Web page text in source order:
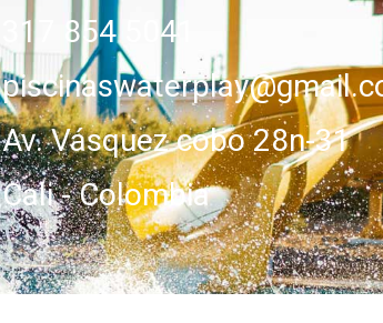
317 854 5041
Av. Vásquez cobo 28n-31
Cali - Colombia